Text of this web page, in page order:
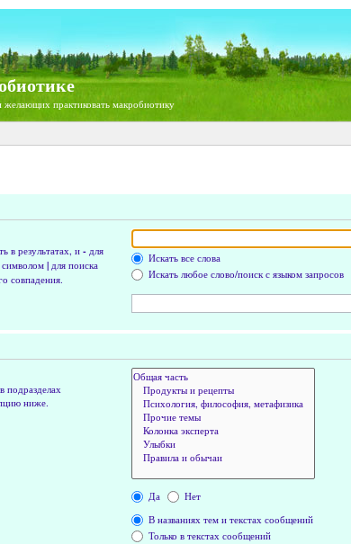
практиковать макробиотику
в результатах, и- для
символом| для поиска
совпадения.
Искать все слова
Искать любое слово/поиск с языком запросов
подразделах
ниже.
Да Нет
В названиях тем и текстах сообщений
Только в текстах сообщений